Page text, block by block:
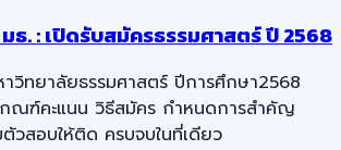
ธ. : เปิดรับสมัครธรรมศาสตร์ ปี 2568
วิทยาลัยธรรมศาสตร์ ปีการศึกษา2568
กณฑ์คะแนน วิธีสมัคร กำหนดการสำคัญ
วสอบให้ติด ครบจบในที่เดียว